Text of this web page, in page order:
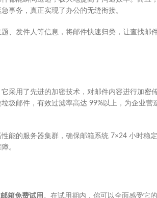
事务，真正实现了办公的无缝衔接。
、发件人等信息，将邮件快速归类，让查找邮
采用了先进的加密技术，对邮件内容进行加密
圾邮件，有效过滤率高达 99%以上，为企业营
能的服务器集群，确保邮箱系统 7×24 小时稳
。
箱免费试用 。在试用期内，你可以全面感受它